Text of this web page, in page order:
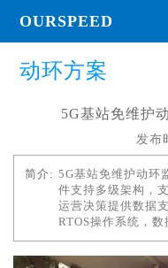
OURSPEED
动环方案
5G基站免维护
发布
简介: 5G基站免维护动环
件支持多级架构，
运营决策提供数据
RTOS操作系统，数